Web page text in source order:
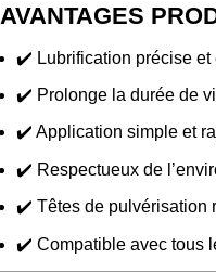
AVANTAGES
✔️ Lubrification précise et
✔️ Prolonge la durée de
✔️ Application simple et
✔️ Respectueux de
✔️ Têtes de pulvérisation
✔️ Compatible avec tous